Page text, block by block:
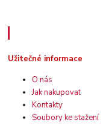
Užitečné informace
O nás
Jak nakupovat
Kontakty
Soubory ke stažení